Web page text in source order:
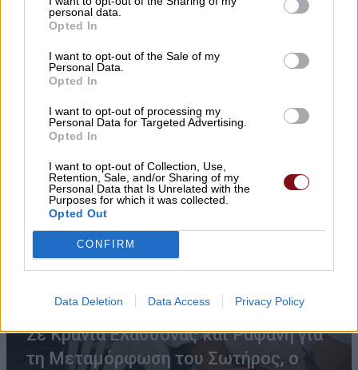
personal data.
Opted In
I want to opt-out of the Sale of my
Personal Data.
Opted In
I want to opt-out of processing my
Personal Data for Targeted Advertising.
Opted In
I want to opt-out of Collection, Use,
Retention, Sale, and/or Sharing of my
Personal Data that Is Unrelated with the
Purposes for which it was collected.
Opted Out
CONFIRM
Data Deletion Data Access Privacy Policy
Σε Κρανιά Ελασσόνας και Ραψάνη για
τη Μεταμόρφωση του Σωτήρος, ο